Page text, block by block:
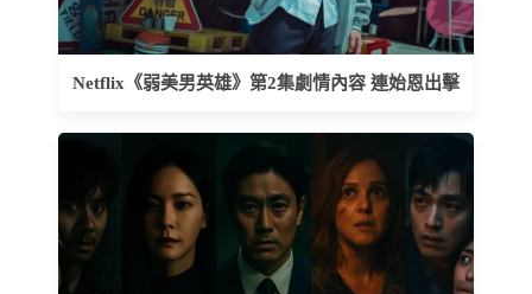
Netflix《弱美男英雄》第2集劇情內容 連始恩出擊